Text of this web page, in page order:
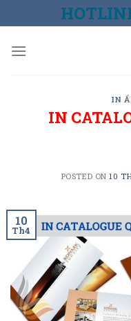
to
IN
IN
POSTED ON10
10
Th4